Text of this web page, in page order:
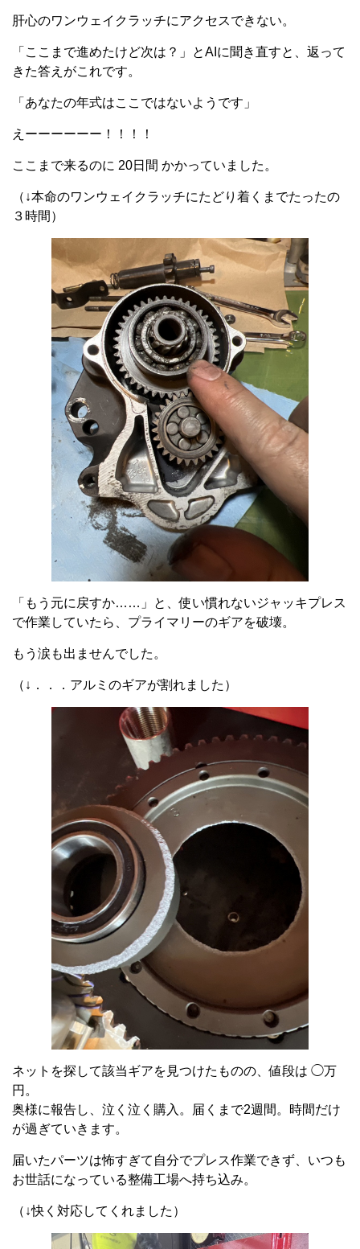
肝心のワンウェイクラッチにアクセスできない。
「ここまで進めたけど次は？」とAIに聞き直すと、返って
きた答えがこれです。
「あなたの年式はここではないようです」
えーーーーーー！！！！
ここまで来るのに 20日間 かかっていました。
（↓本命のワンウェイクラッチにたどり着くまでたったの
３時間）
「もう元に戻すか……」と、使い慣れないジャッキプレス
で作業していたら、プライマリーのギアを破壊。
もう涙も出ませんでした。
（↓．．．アルミのギアが割れました）
ネットを探して該当ギアを見つけたものの、値段は ◯万
円。
奥様に報告し、泣く泣く購入。届くまで2週間。時間だけ
が過ぎていきます。
届いたパーツは怖すぎて自分でプレス作業できず、いつも
お世話になっている整備工場へ持ち込み。
（↓快く対応してくれました）